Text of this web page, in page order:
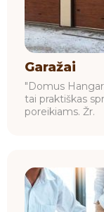
Garažai
"Domus
tai praktiškas
poreikiams. Žr.